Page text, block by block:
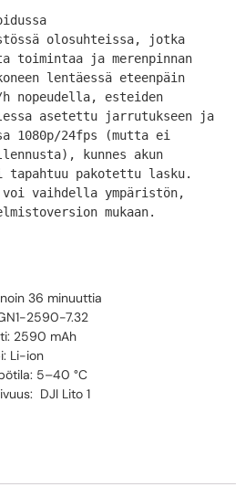
olosuhteissa, jotka
toimintaa ja merenpinnan
lentäessä eteenpäin
nopeudella, esteiden
asetettu jarrutukseen ja
1080p/24fps (mutta ei
kunnes akun
tapahtuu pakotettu lasku.
voi vaihdella ympäristön,
mukaan.
36 minuuttia
2590-7.32
2590 mAh
Li-ion
5–40 °C
DJI Lito 1